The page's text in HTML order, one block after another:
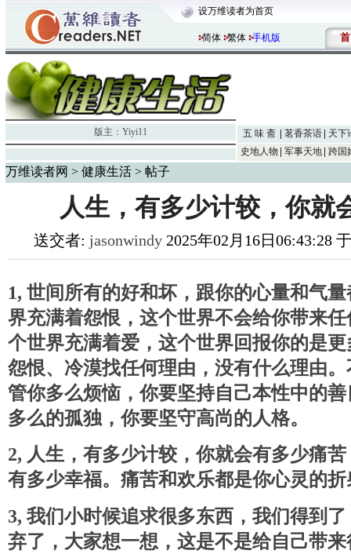
设万维读者为首页
简体 繁体 手机版 首
版主： Yiyi11 五 味 斋 茗香茶语
天下
史地人物
军事天地 跨国
万维读者网 > 健康生活 > 帖子
人生，有多少计较，你就
送交者: jasonwindy2025年02月16日06:43:28
1, 世间所有的好和坏，跟你的心量和气
界充满着怨恨，这个世界不会给你带来
个世界充满着爱，这个世界回报你的是
怨恨、冷漠找任何理由，没有什么理由
管你多么烦恼，你要坚持自己本性中的
多么的孤独，你要坚守高尚的人格。
2, 人生，有多少计较，你就会有多少痛
有多少幸福。痛苦和欢乐都是你心灵的折
3, 我们小时候追求很多东西，我们得到
弃了，大家想一想，这是不是给自己带